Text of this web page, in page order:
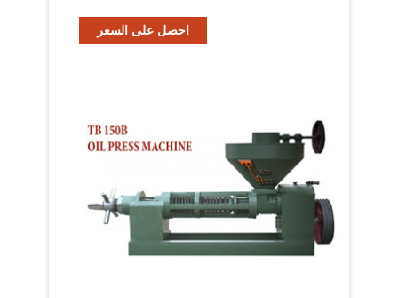
احصل على السعر